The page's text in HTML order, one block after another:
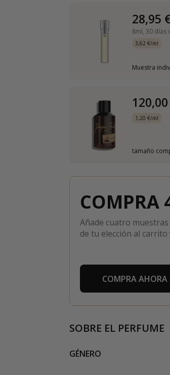
28,95
8ml, 30 días
3,62 €/ml
Muestra
1,20 €/ml
tamaño
COMPRA
Añade cuatro
de tu elección al
COMPRA AHORA
SOBRE EL PERFUME
GÉNERO